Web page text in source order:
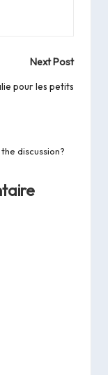
Next Post
pour les petits
discussion?